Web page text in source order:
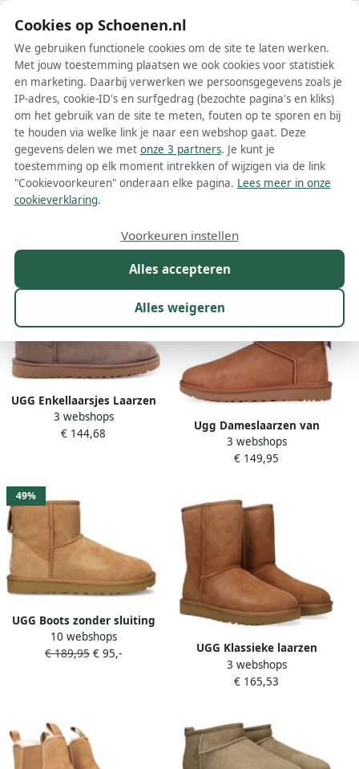
Schoenen.nl
Wis filters Alle filters
Bruine UGG dames enkellaarsjes
Meer lezen
UGG Enkellaarsjes Laarzen
Suède Classic Mini II Beige
combi
3 webshops
€ 144,68
Ugg Dameslaarzen van
omgekeerd schapenleer en
suède voor herfst winter
3 webshops
€ 149,95
49%
UGG Boots zonder sluiting
Unisex CLASSIC MINI
instaplaars winterlaars
10 webshops
€ 189,95 € 95,-
UGG Klassieke laarzen
Heren Boots Laarzen
Herenschoenen Suède
3 webshops
€ 165,53
Cookies op Schoenen.nl
We gebruiken functionele cookies om de site te laten werken.
Met jouw toestemming plaatsen we ook cookies voor statistiek
en marketing. Daarbij verwerken we persoonsgegevens zoals je
IP-adres, cookie-ID's en surfgedrag (bezochte pagina's en kliks)
om het gebruik van de site te meten, fouten op te sporen en bij
te houden via welke link je naar een webshop gaat. Deze
gegevens delen we met onze 3 partners. Je kunt je
toestemming op elk moment intrekken of wijzigen via de link
"Cookievoorkeuren" onderaan elke pagina. Lees meer in onze
cookieverklaring.
Alles accepteren
Alles weigeren
Voorkeuren instellen